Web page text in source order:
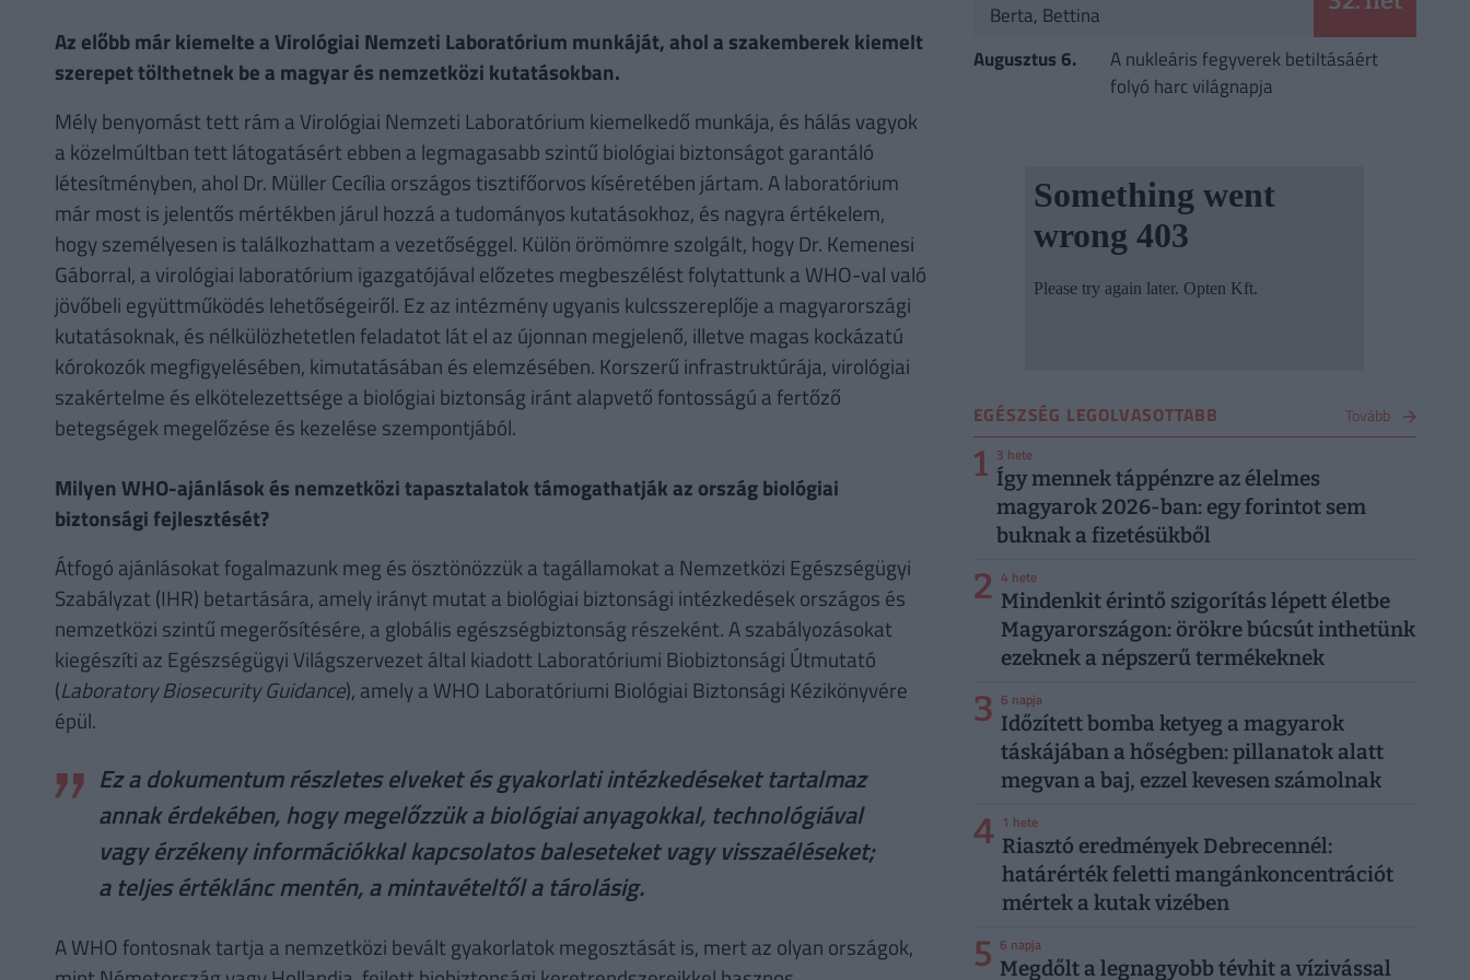
Az előbb már kiemelte a Virológiai Nemzeti Laboratórium munkáját, ahol a szakemberek kiemelt
szerepet tölthetnek be a magyar és nemzetközi kutatásokban.
Mély benyomást tett rám a Virológiai Nemzeti Laboratórium kiemelkedő munkája, és hálás vagyok
a közelmúltban tett látogatásért ebben a legmagasabb szintű biológiai biztonságot garantáló
létesítményben, ahol Dr. Müller Cecília országos tisztifőorvos kíséretében jártam. A laboratórium
már most is jelentős mértékben járul hozzá a tudományos kutatásokhoz, és nagyra értékelem,
hogy személyesen is találkozhattam a vezetőséggel. Külön örömömre szolgált, hogy Dr. Kemenesi
Gáborral, a virológiai laboratórium igazgatójával előzetes megbeszélést folytattunk a WHO-val való
jövőbeli együttműködés lehetőségeiről. Ez az intézmény ugyanis kulcsszereplője a magyarországi
kutatásoknak, és nélkülözhetetlen feladatot lát el az újonnan megjelenő, illetve magas kockázatú
kórokozók megfigyelésében, kimutatásában és elemzésében. Korszerű infrastruktúrája, virológiai
szakértelme és elkötelezettsége a biológiai biztonság iránt alapvető fontosságú a fertőző
betegségek megelőzése és kezelése szempontjából.
Milyen WHO-ajánlások és nemzetközi tapasztalatok támogathatják az ország biológiai
biztonsági fejlesztését?
Átfogó ajánlásokat fogalmazunk meg és ösztönözzük a tagállamokat a Nemzetközi Egészségügyi
Szabályzat (IHR) betartására, amely irányt mutat a biológiai biztonsági intézkedések országos és
nemzetközi szintű megerősítésére, a globális egészségbiztonság részeként. A szabályozásokat
kiegészíti az Egészségügyi Világszervezet által kiadott Laboratóriumi Biobiztonsági Útmutató
(Laboratory Biosecurity Guidance), amely a WHO Laboratóriumi Biológiai Biztonsági Kézikönyvére
épül.
Ez a dokumentum részletes elveket és gyakorlati intézkedéseket tartalmaz
annak érdekében, hogy megelőzzük a biológiai anyagokkal, technológiával
vagy érzékeny információkkal kapcsolatos baleseteket vagy visszaéléseket;
a teljes értéklánc mentén, a mintavételtől a tárolásig.
A WHO fontosnak tartja a nemzetközi bevált gyakorlatok megosztását is, mert az olyan országok,
Berta, Bettina
Augusztus 6.
A nukleáris fegyverek betiltásáért
folyó harc világnapja
EGÉSZSÉG LEGOLVASOTTABB Tovább
1 3 hete
Így mennek táppénzre az élelmes
magyarok 2026-ban: egy forintot sem
buknak a fizetésükből
2 4 hete
Mindenkit érintő szigorítás lépett életbe
Magyarországon: örökre búcsút inthetünk
ezeknek a népszerű termékeknek
3 6 napja
Időzített bomba ketyeg a magyarok
táskájában a hőségben: pillanatok alatt
megvan a baj, ezzel kevesen számolnak
4 1 hete
Riasztó eredmények Debrecennél:
határérték feletti mangánkoncentrációt
mértek a kutak vizében
5 6 napja
Megdőlt a legnagyobb tévhit a vízivással